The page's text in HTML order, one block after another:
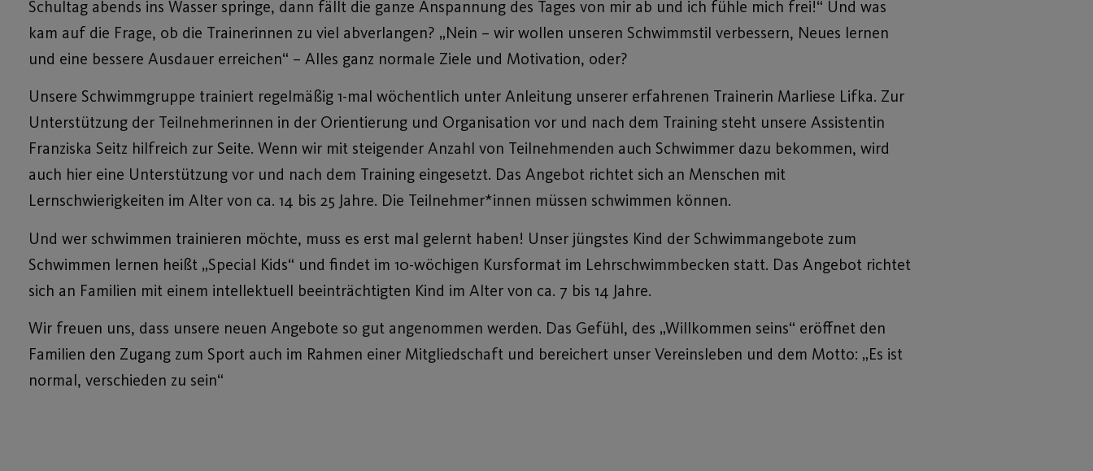
Schultag abends ins Wasser springe, dann fällt die ganze Anspannung des Tages von mir ab und ich fühle mich frei!“ Und was
kam auf die Frage, ob die Trainerinnen zu viel abverlangen? „Nein – wir wollen unseren Schwimmstil verbessern, Neues lernen
und eine bessere Ausdauer erreichen“ – Alles ganz normale Ziele und Motivation, oder?
Unsere Schwimmgruppe trainiert regelmäßig 1-mal wöchentlich unter Anleitung unserer erfahrenen Trainerin Marliese Lifka. Zur
Unterstützung der Teilnehmerinnen in der Orientierung und Organisation vor und nach dem Training steht unsere Assistentin
Franziska Seitz hilfreich zur Seite. Wenn wir mit steigender Anzahl von Teilnehmenden auch Schwimmer dazu bekommen, wird
auch hier eine Unterstützung vor und nach dem Training eingesetzt. Das Angebot richtet sich an Menschen mit
Lernschwierigkeiten im Alter von ca. 14 bis 25 Jahre. Die Teilnehmer*innen müssen schwimmen können.
Und wer schwimmen trainieren möchte, muss es erst mal gelernt haben! Unser jüngstes Kind der Schwimmangebote zum
Schwimmen lernen heißt „Special Kids“ und findet im 10-wöchigen Kursformat im Lehrschwimmbecken statt. Das Angebot richtet
sich an Familien mit einem intellektuell beeinträchtigten Kind im Alter von ca. 7 bis 14 Jahre.
Wir freuen uns, dass unsere neuen Angebote so gut angenommen werden. Das Gefühl, des „Willkommen seins“ eröffnet den
Familien den Zugang zum Sport auch im Rahmen einer Mitgliedschaft und bereichert unser Vereinsleben und dem Motto: „Es ist
normal, verschieden zu sein“